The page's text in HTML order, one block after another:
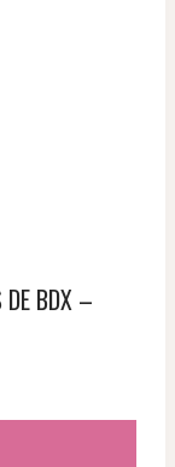
DE BDX –